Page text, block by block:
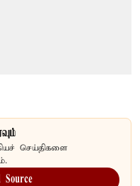
செய்திகளை
Source